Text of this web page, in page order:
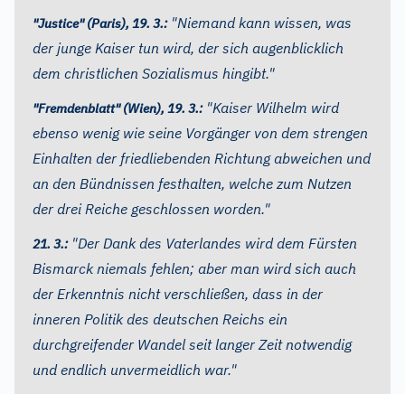
"Justice" (Paris), 19. 3.:"Niemand kann wissen, was
der junge Kaiser tun wird, der sich augenblicklich
dem christlichen Sozialismus hingibt."
"Fremdenblatt" (Wien), 19. 3.:"Kaiser Wilhelm wird
ebenso wenig wie seine Vorgänger von dem strengen
Einhalten der friedliebenden Richtung abweichen und
an den Bündnissen festhalten, welche zum Nutzen
der drei Reiche geschlossen worden."
21. 3.:"Der Dank des Vaterlandes wird dem Fürsten
Bismarck niemals fehlen; aber man wird sich auch
der Erkenntnis nicht verschließen, dass in der
inneren Politik des deutschen Reichs ein
durchgreifender Wandel seit langer Zeit notwendig
und endlich unvermeidlich war."